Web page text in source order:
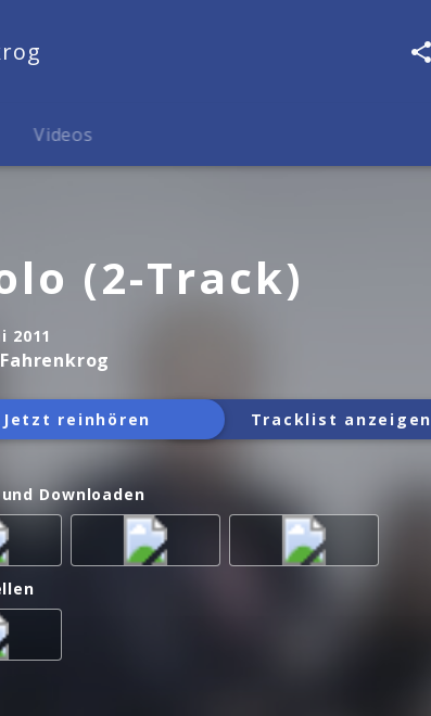
Videos
(2-Track)
2011
Jetzt reinhören Tracklist anzeigen
Downloaden